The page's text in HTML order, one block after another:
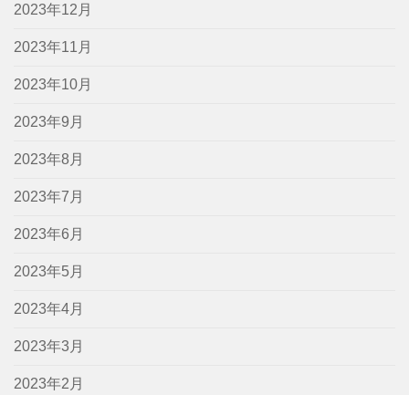
2023年12月
2023年11月
2023年10月
2023年9月
2023年8月
2023年7月
2023年6月
2023年5月
2023年4月
2023年3月
2023年2月